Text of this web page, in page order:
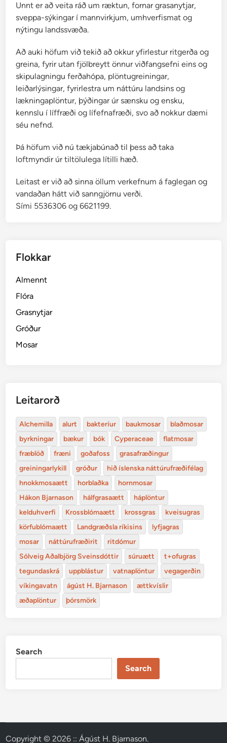
Unnt er að veita ráð um ræktun, fornar grasanytjar,
sveppa-sýkingar í mannvirkjum, umhverfismat og
nýtingu landssvæða.
Að auki höfum við tekið að okkur yfirlestur ritgerða og
greina, fyrir utan fjölbreytt önnur viðfangsefni eins og
skipulagningu ferðahópa, plöntugreiningar,
leiðarlýsingar, fyrirlestra um náttúru landsins og
lækningaplöntur, þýðingar úr sænsku og ensku,
kennslu í líffræði og lífefnafræði, svo að nokkur dæmi
séu nefnd.
Þá höfum við nú tækjabúnað til þess að taka
loftmyndir úr tiltölulega lítilli hæð.
Leitast er við að sinna öllum verkefnum á faglegan og
vandaðan hátt við sanngjörnu verði.
Sími 5536306 og 6621199.
Flokkar
Almennt
Flóra
Grasnytjar
Gróður
Mosar
Leitarorð
Alchemilla alurt bakteríur baukmosar
blaðmosar
byrkningar
bækur bók Cyperaceae
flatmosar
fræblöð
fræni goðafoss
grasafræðingur
greiningarlykill
gróður
hið íslenska náttúrufræðifélag
hnokkmosaætt
horblaðka
hornmosar
Hákon Bjarnason
hálfgrasaætt
háplöntur
kelduhverfi
Krossblómaætt krossgras
kveisugras
körfublómaætt
Landgræðsla ríkisins
lyfjagras
mosar
náttúrufræðirit
ritdómur
Sólveig Aðalbjörg Sveinsdóttir
súruætt
t+ofugras
tegundaskrá
uppblástur vatnaplöntur
vegagerðin
víkingavatn
ágúst H. Bjarnason
ættkvíslir
æðaplöntur
þórsmörk
Search
Search
Copyright © 2026 :: Ágúst H. Bjarnason.